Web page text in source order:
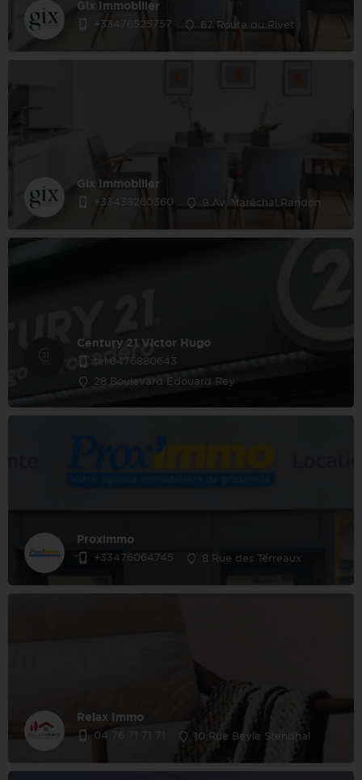
Gix Immobilier
+33476525757 67 Route du Rivet
Gix Immobilier
+33438260360 9 Av. Maréchal Randon
Century 21 Victor Hugo
tel:0476880643
28 Boulevard Edouard Rey
Proximmo
+33476064745 8 Rue des Terreaux
Relax Immo
04 76 71 71 71 10 Rue Beyle Stendhal